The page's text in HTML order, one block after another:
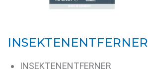
INSEKTENENTFERNER
INSEKTENENTFERNER